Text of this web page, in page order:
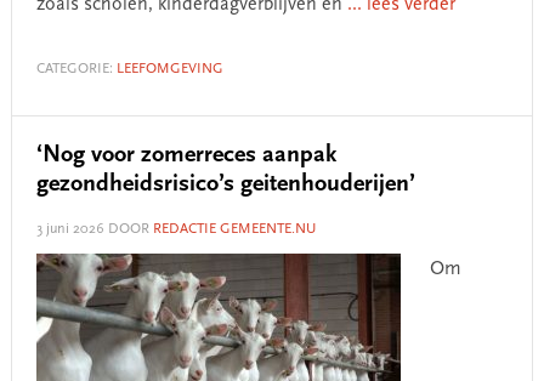
zoals scholen, kinderdagverblijven en ... lees verder
CATEGORIE: LEEFOMGEVING
‘Nog voor zomerreces aanpak
gezondheidsrisico’s geitenhouderijen’
3 juni 2026 DOOR REDACTIE GEMEENTE.NU
Om